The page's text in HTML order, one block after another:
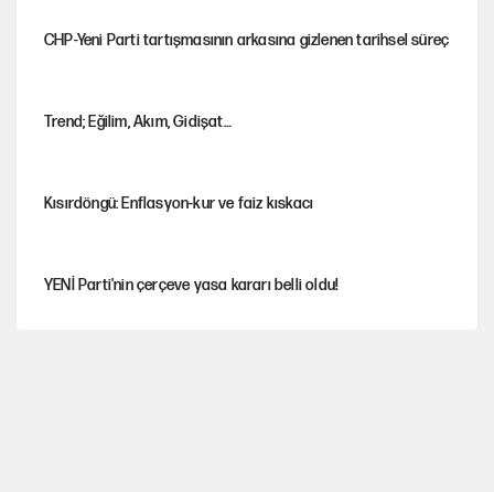
CHP-Yeni Parti tartışmasının arkasına gizlenen tarihsel süreç
Trend; Eğilim, Akım, Gidişat…
Kısırdöngü: Enflasyon-kur ve faiz kıskacı
YENİ Parti'nin çerçeve yasa kararı belli oldu!